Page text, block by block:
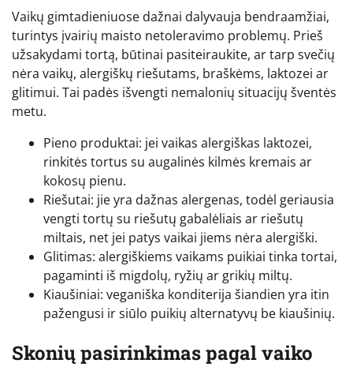
Vaikų gimtadieniuose dažnai dalyvauja bendraamžiai,
turintys įvairių maisto netoleravimo problemų. Prieš
užsakydami tortą, būtinai pasiteiraukite, ar tarp svečių
nėra vaikų, alergiškų riešutams, braškėms, laktozei ar
glitimui. Tai padės išvengti nemalonių situacijų šventės
metu.
Pieno produktai: jei vaikas alergiškas laktozei,
rinkitės tortus su augalinės kilmės kremais ar
kokosų pienu.
Riešutai: jie yra dažnas alergenas, todėl geriausia
vengti tortų su riešutų gabalėliais ar riešutų
miltais, net jei patys vaikai jiems nėra alergiški.
Glitimas: alergiškiems vaikams puikiai tinka tortai,
pagaminti iš migdolų, ryžių ar grikių miltų.
Kiaušiniai: veganiška konditerija šiandien yra itin
pažengusi ir siūlo puikių alternatyvų be kiaušinių.
Skonių pasirinkimas pagal vaiko